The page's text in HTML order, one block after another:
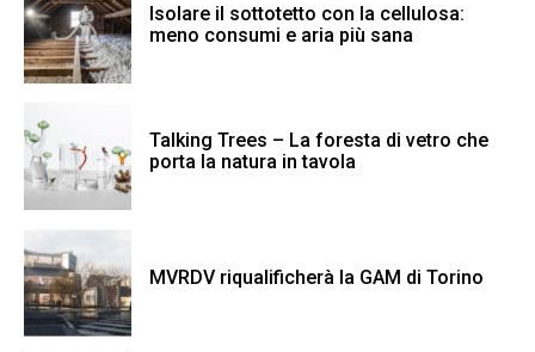
Isolare il sottotetto con la cellulosa:
meno consumi e aria più sana
Talking Trees – La foresta di vetro che
porta la natura in tavola
MVRDV riqualificherà la GAM di Torino